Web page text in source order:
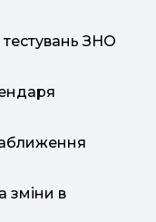
тестувань ЗНО
зміни в